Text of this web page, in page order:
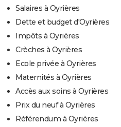
Salaires à Oyrières
Dette et budget d'Oyrières
Impôts à Oyrières
Crèches à Oyrières
Ecole privée à Oyrières
Maternités à Oyrières
Accès aux soins à Oyrières
Prix du neuf à Oyrières
Référendum à Oyrières